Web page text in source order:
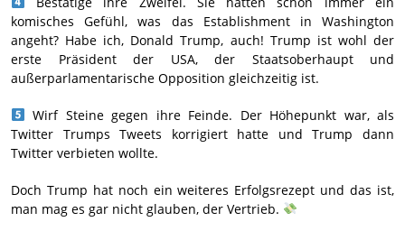
komisches Gefühl, was das Establishment in Washington
angeht? Habe ich, Donald Trump, auch! Trump ist wohl der
erste Präsident der USA, der Staatsoberhaupt und
außerparlamentarische Opposition gleichzeitig ist.
Wirf Steine gegen ihre Feinde. Der Höhepunkt war, als
Twitter Trumps Tweets korrigiert hatte und Trump dann
Twitter verbieten wollte.
Doch Trump hat noch ein weiteres Erfolgsrezept und das ist,
man mag es gar nicht glauben, der Vertrieb.